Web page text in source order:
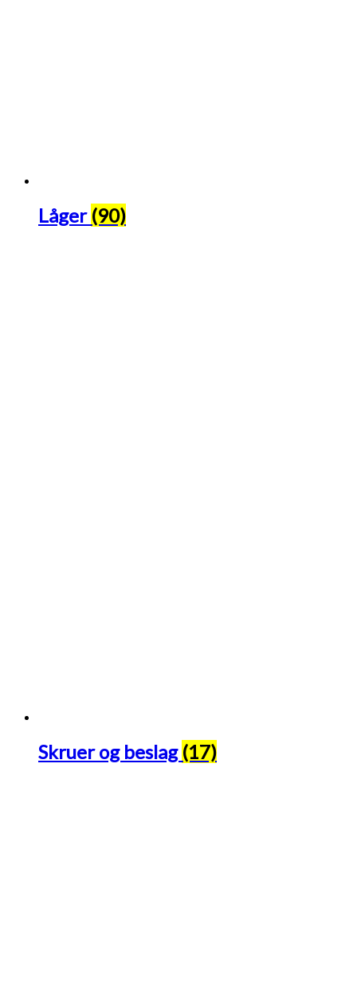
Låger (90)
Skruer og beslag (17)